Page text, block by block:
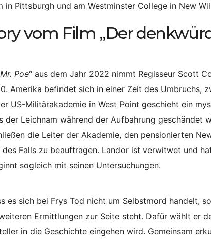
in Pittsburgh und am Westminster College in New
vom Film „Der
Poe“ aus dem Jahr 2022 nimmt Regisseur Scott
Amerika befindet sich in einer Zeit des Umbruchs,
US-Militärakademie in West Point geschieht ein
der Leichnam während der Aufbahrung geschändet
die Leiter der Akademie, den pensionierten
Falls zu beauftragen. Landor ist verwitwet und
sogleich mit seinen Untersuchungen.
es sich bei Frys Tod nicht um Selbstmord handelt,
Ermittlungen zur Seite steht. Dafür wählt er
in die Geschichte eingehen wird. Gemeinsam